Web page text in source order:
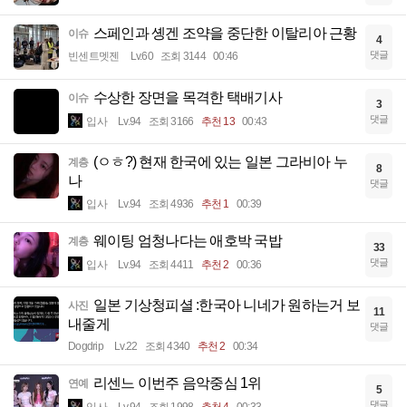
이슈 스페인과 솅겐 조약을 중단한 이탈리아 근황
빈센트멧젠 Lv.60 조회 3144 00:46
4
댓글
이슈 수상한 장면을 목격한 택배기사
입사 Lv.94 조회 3166 추천 13 00:43
3
댓글
계층 (ㅇㅎ?) 현재 한국에 있는 일본 그라비아 누
나
입사 Lv.94 조회 4936 추천 1 00:39
8
댓글
계층 웨이팅 엄청나다는 애호박 국밥
입사 Lv.94 조회 4411 추천 2 00:36
33
댓글
사진 일본 기상청피셜 :한국아 니네가 원하는거 보
내줄게
Dogdrip Lv.22 조회 4340 추천 2 00:34
11
댓글
연예 리센느 이번주 음악중심 1위 5
댓글